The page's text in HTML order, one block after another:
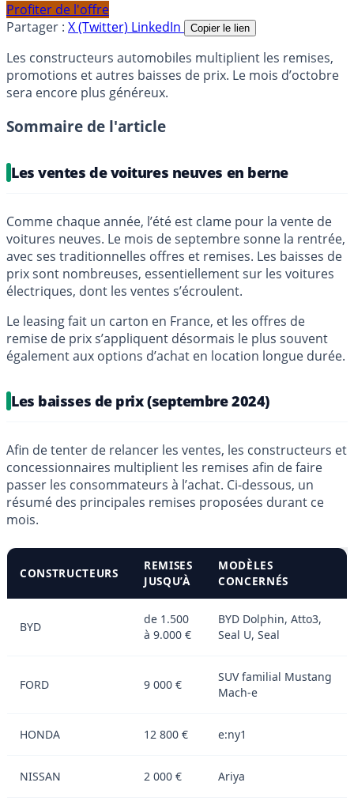
Profiter de l'offre
Partager : X (Twitter) LinkedIn Copier le lien
Les constructeurs automobiles multiplient les remises,
promotions et autres baisses de prix. Le mois d’octobre
sera encore plus généreux.
Sommaire de l'article
Les ventes de voitures neuves en berne
Comme chaque année, l’été est clame pour la vente de
voitures neuves. Le mois de septembre sonne la rentrée,
avec ses traditionnelles offres et remises. Les baisses de
prix sont nombreuses, essentiellement sur les voitures
électriques, dont les ventes s’écroulent.
Le leasing fait un carton en France, et les offres de
remise de prix s’appliquent désormais le plus souvent
également aux options d’achat en location longue durée.
Les baisses de prix (septembre 2024)
Afin de tenter de relancer les ventes, les constructeurs et
concessionnaires multiplient les remises afin de faire
passer les consommateurs à l’achat. Ci-dessous, un
résumé des principales remises proposées durant ce
mois.
CONSTRUCTEURS
REMISES
JUSQU’À
MODÈLES
CONCERNÉS
BYD
de 1.500
à 9.000 €
BYD Dolphin, Atto3,
Seal U, Seal
FORD 9 000 €
SUV familial Mustang
Mach-e
HONDA 12 800 € e:ny1
NISSAN 2 000 € Ariya